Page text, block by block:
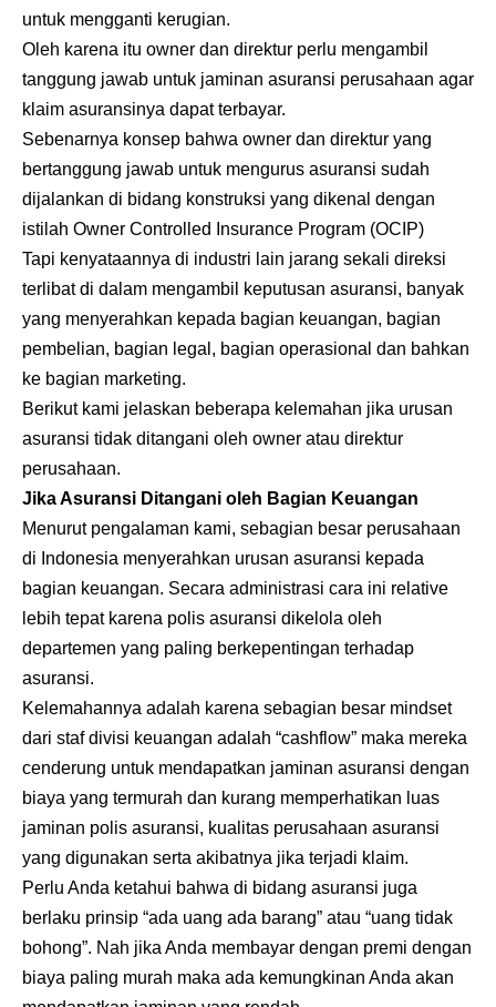
untuk mengganti kerugian.
Oleh karena itu owner dan direktur perlu mengambil
tanggung jawab untuk jaminan asuransi perusahaan agar
klaim asuransinya dapat terbayar.
Sebenarnya konsep bahwa owner dan direktur yang
bertanggung jawab untuk mengurus asuransi sudah
dijalankan di bidang konstruksi yang dikenal dengan
istilah Owner Controlled Insurance Program (OCIP)
Tapi kenyataannya di industri lain jarang sekali direksi
terlibat di dalam mengambil keputusan asuransi, banyak
yang menyerahkan kepada bagian keuangan, bagian
pembelian, bagian legal, bagian operasional dan bahkan
ke bagian marketing.
Berikut kami jelaskan beberapa kelemahan jika urusan
asuransi tidak ditangani oleh owner atau direktur
perusahaan.
Jika Asuransi Ditangani oleh Bagian Keuangan
Menurut pengalaman kami, sebagian besar perusahaan
di Indonesia menyerahkan urusan asuransi kepada
bagian keuangan. Secara administrasi cara ini relative
lebih tepat karena polis asuransi dikelola oleh
departemen yang paling berkepentingan terhadap
asuransi.
Kelemahannya adalah karena sebagian besar mindset
dari staf divisi keuangan adalah “cashflow” maka mereka
cenderung untuk mendapatkan jaminan asuransi dengan
biaya yang termurah dan kurang memperhatikan luas
jaminan polis asuransi, kualitas perusahaan asuransi
yang digunakan serta akibatnya jika terjadi klaim.
Perlu Anda ketahui bahwa di bidang asuransi juga
berlaku prinsip “ada uang ada barang” atau “uang tidak
bohong”. Nah jika Anda membayar dengan premi dengan
biaya paling murah maka ada kemungkinan Anda akan